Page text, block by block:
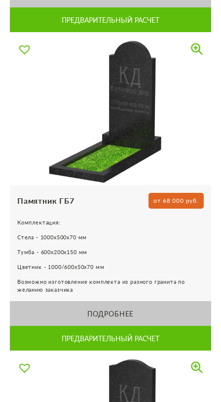
ПРЕДВАРИТЕЛЬНЫЙ РАСЧЕТ
Памятник ГБ7 от 68 000 руб.
Комплектация:
Стела - 1000х500х70 мм
Тумба - 600х200х150 мм
Цветник - 1000/600х50х70 мм
Возможно изготовление комплекта из разного гранита по
желанию заказчика
ПОДРОБНЕЕ
ПРЕДВАРИТЕЛЬНЫЙ РАСЧЕТ